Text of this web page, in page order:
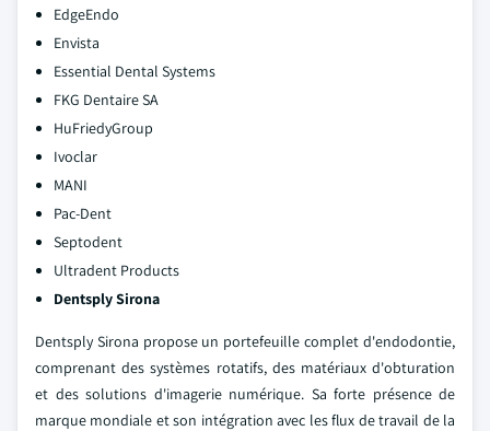
EdgeEndo
Envista
Essential Dental Systems
FKG Dentaire SA
HuFriedyGroup
Ivoclar
MANI
Pac-Dent
Septodent
Ultradent Products
Dentsply Sirona
Dentsply Sirona propose un portefeuille complet d'endodontie,
comprenant des systèmes rotatifs, des matériaux d'obturation
et des solutions d'imagerie numérique. Sa forte présence de
marque mondiale et son intégration avec les flux de travail de la